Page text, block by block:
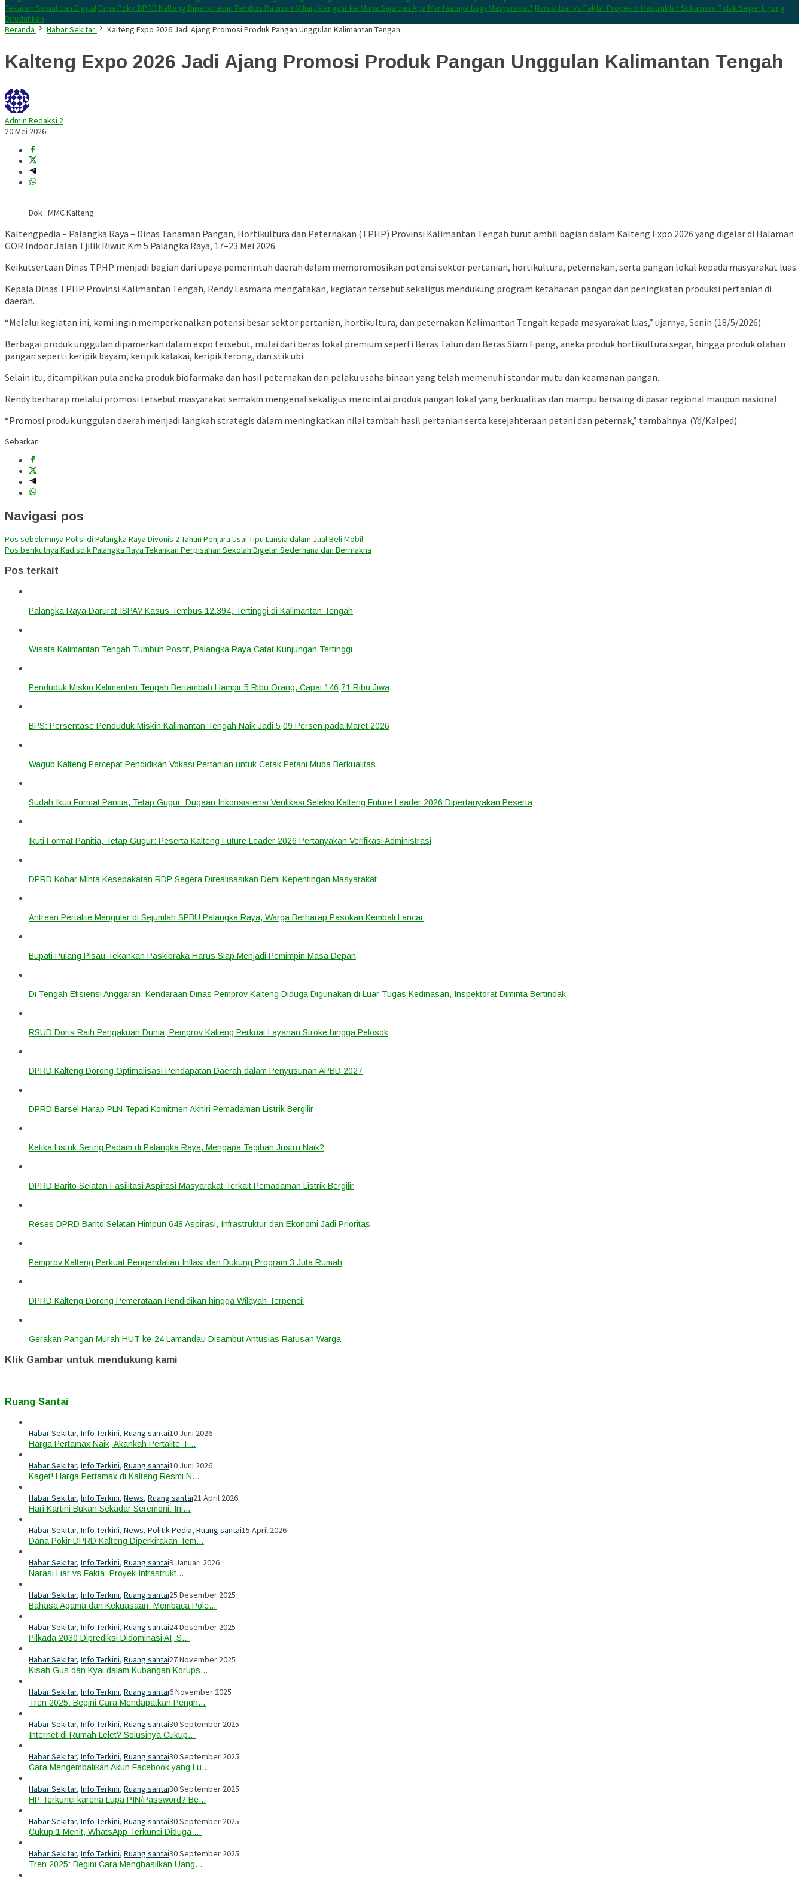
Tekanan Sosial dan Digital Dana Pokir DPRD Kalteng Diperkirakan Tembus Ratusan Miliar, Mengalir ke Mana Saja dan Apa Manfaatnya bagi Masyarakat? Narasi Liar vs Fakta: Proyek Infrastruktur Sukamara Tidak Seperti yang
Dituduhkan
Beranda
Habar Sekitar Kalteng Expo 2026 Jadi Ajang Promosi Produk Pangan Unggulan Kalimantan Tengah
Kalteng Expo 2026 Jadi Ajang Promosi Produk Pangan Unggulan Kalimantan Tengah
Admin Redaksi 2
20 Mei 2026
Dok : MMC Kalteng
Kaltengpedia – Palangka Raya – Dinas Tanaman Pangan, Hortikultura dan Peternakan (TPHP) Provinsi Kalimantan Tengah turut ambil bagian dalam Kalteng Expo 2026 yang digelar di Halaman
GOR Indoor Jalan Tjilik Riwut Km 5 Palangka Raya, 17–23 Mei 2026.
Keikutsertaan Dinas TPHP menjadi bagian dari upaya pemerintah daerah dalam mempromosikan potensi sektor pertanian, hortikultura, peternakan, serta pangan lokal kepada masyarakat luas.
Kepala Dinas TPHP Provinsi Kalimantan Tengah, Rendy Lesmana mengatakan, kegiatan tersebut sekaligus mendukung program ketahanan pangan dan peningkatan produksi pertanian di
daerah.
“Melalui kegiatan ini, kami ingin memperkenalkan potensi besar sektor pertanian, hortikultura, dan peternakan Kalimantan Tengah kepada masyarakat luas,” ujarnya, Senin (18/5/2026).
Berbagai produk unggulan dipamerkan dalam expo tersebut, mulai dari beras lokal premium seperti Beras Talun dan Beras Siam Epang, aneka produk hortikultura segar, hingga produk olahan
pangan seperti keripik bayam, keripik kalakai, keripik terong, dan stik ubi.
Selain itu, ditampilkan pula aneka produk biofarmaka dan hasil peternakan dari pelaku usaha binaan yang telah memenuhi standar mutu dan keamanan pangan.
Rendy berharap melalui promosi tersebut masyarakat semakin mengenal sekaligus mencintai produk pangan lokal yang berkualitas dan mampu bersaing di pasar regional maupun nasional.
“Promosi produk unggulan daerah menjadi langkah strategis dalam meningkatkan nilai tambah hasil pertanian serta kesejahteraan petani dan peternak,” tambahnya. (Yd/Kalped)
Sebarkan
Navigasi pos
Pos sebelumnya Polisi di Palangka Raya Divonis 2 Tahun Penjara Usai Tipu Lansia dalam Jual Beli Mobil
Pos berikutnya Kadisdik Palangka Raya Tekankan Perpisahan Sekolah Digelar Sederhana dan Bermakna
Pos terkait
Palangka Raya Darurat ISPA? Kasus Tembus 12.394, Tertinggi di Kalimantan Tengah
Wisata Kalimantan Tengah Tumbuh Positif, Palangka Raya Catat Kunjungan Tertinggi
Penduduk Miskin Kalimantan Tengah Bertambah Hampir 5 Ribu Orang, Capai 146,71 Ribu Jiwa
BPS: Persentase Penduduk Miskin Kalimantan Tengah Naik Jadi 5,09 Persen pada Maret 2026
Wagub Kalteng Percepat Pendidikan Vokasi Pertanian untuk Cetak Petani Muda Berkualitas
Sudah Ikuti Format Panitia, Tetap Gugur: Dugaan Inkonsistensi Verifikasi Seleksi Kalteng Future Leader 2026 Dipertanyakan Peserta
Ikuti Format Panitia, Tetap Gugur: Peserta Kalteng Future Leader 2026 Pertanyakan Verifikasi Administrasi
DPRD Kobar Minta Kesepakatan RDP Segera Direalisasikan Demi Kepentingan Masyarakat
Antrean Pertalite Mengular di Sejumlah SPBU Palangka Raya, Warga Berharap Pasokan Kembali Lancar
Bupati Pulang Pisau Tekankan Paskibraka Harus Siap Menjadi Pemimpin Masa Depan
Di Tengah Efisiensi Anggaran, Kendaraan Dinas Pemprov Kalteng Diduga Digunakan di Luar Tugas Kedinasan, Inspektorat Diminta Bertindak
RSUD Doris Raih Pengakuan Dunia, Pemprov Kalteng Perkuat Layanan Stroke hingga Pelosok
DPRD Kalteng Dorong Optimalisasi Pendapatan Daerah dalam Penyusunan APBD 2027
DPRD Barsel Harap PLN Tepati Komitmen Akhiri Pemadaman Listrik Bergilir
Ketika Listrik Sering Padam di Palangka Raya, Mengapa Tagihan Justru Naik?
DPRD Barito Selatan Fasilitasi Aspirasi Masyarakat Terkait Pemadaman Listrik Bergilir
Reses DPRD Barito Selatan Himpun 648 Aspirasi, Infrastruktur dan Ekonomi Jadi Prioritas
Pemprov Kalteng Perkuat Pengendalian Inflasi dan Dukung Program 3 Juta Rumah
DPRD Kalteng Dorong Pemerataan Pendidikan hingga Wilayah Terpencil
Gerakan Pangan Murah HUT ke-24 Lamandau Disambut Antusias Ratusan Warga
Klik Gambar untuk mendukung kami
Ruang Santai
Habar Sekitar, Info Terkini, Ruang santai10 Juni 2026
Harga Pertamax Naik, Akankah Pertalite T…
Habar Sekitar, Info Terkini, Ruang santai10 Juni 2026
Kaget! Harga Pertamax di Kalteng Resmi N…
Habar Sekitar, Info Terkini, News, Ruang santai21 April 2026
Hari Kartini Bukan Sekadar Seremoni: Ini…
Habar Sekitar, Info Terkini, News, Politik Pedia, Ruang santai15 April 2026
Dana Pokir DPRD Kalteng Diperkirakan Tem…
Habar Sekitar, Info Terkini, Ruang santai9 Januari 2026
Narasi Liar vs Fakta: Proyek Infrastrukt…
Habar Sekitar, Info Terkini, Ruang santai25 Desember 2025
Bahasa Agama dan Kekuasaan: Membaca Pole…
Habar Sekitar, Info Terkini, Ruang santai24 Desember 2025
Pilkada 2030 Diprediksi Didominasi AI, S…
Habar Sekitar, Info Terkini, Ruang santai27 November 2025
Kisah Gus dan Kyai dalam Kubangan Korups…
Habar Sekitar, Info Terkini, Ruang santai6 November 2025
Tren 2025: Begini Cara Mendapatkan Pengh…
Habar Sekitar, Info Terkini, Ruang santai30 September 2025
Internet di Rumah Lelet? Solusinya Cukup…
Habar Sekitar, Info Terkini, Ruang santai30 September 2025
Cara Mengembalikan Akun Facebook yang Lu…
Habar Sekitar, Info Terkini, Ruang santai30 September 2025
HP Terkunci karena Lupa PIN/Password? Be…
Habar Sekitar, Info Terkini, Ruang santai30 September 2025
Cukup 1 Menit, WhatsApp Terkunci Diduga …
Habar Sekitar, Info Terkini, Ruang santai30 September 2025
Tren 2025: Begini Cara Menghasilkan Uang…